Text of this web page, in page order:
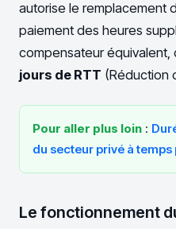
autorise le remplacement
paiement des heures
compensateur équivalent,
jours de RTT (Réduction
Pour aller plus loin :
du secteur privé à temps
Le fonctionnement